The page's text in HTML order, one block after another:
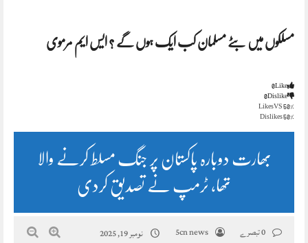
مسلکوں میں بٹے مسلمان کب ایک ہوں گے ؟ ایس ایم مرموی
0Like
0Dislike
50% Likes
VS
50% Dislikes
بھارت دوبارہ پاکستان پر جنگ مسلط کرنے والا
تھا، ٹرمپ نے تصدیق کردی
5cn news نومبر 19, 2025